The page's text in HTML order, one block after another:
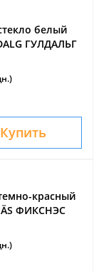
белый
ГУЛДАЛЬГ
Купить
красный
ФИКСНЭС